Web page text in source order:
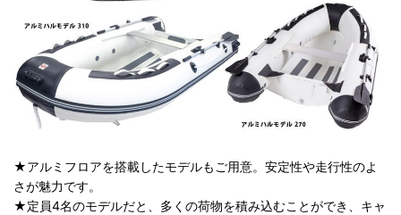
★アルミフロアを搭載したモデルもご用意。安定性や走行性のよ
さが魅力です。
★定員4名のモデルだと、多くの荷物を積み込むことができ、キャ